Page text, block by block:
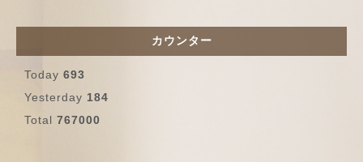
カウンター
Today 693
Yesterday 184
Total 767000